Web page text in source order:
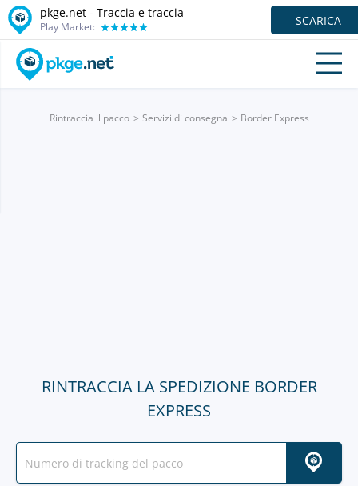
pkge.net - Traccia e traccia
Play Market: SCARICA
Rintraccia il pacco Servizi di consegna Border Express
RINTRACCIA LA SPEDIZIONE BORDER
EXPRESS